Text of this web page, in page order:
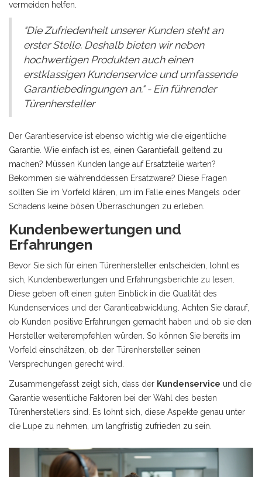
vermeiden helfen.
"Die Zufriedenheit unserer Kunden steht an
erster Stelle. Deshalb bieten wir neben
hochwertigen Produkten auch einen
erstklassigen Kundenservice und umfassende
Garantiebedingungen an." - Ein führender
Türenhersteller
Der Garantieservice ist ebenso wichtig wie die eigentliche
Garantie. Wie einfach ist es, einen Garantiefall geltend zu
machen? Müssen Kunden lange auf Ersatzteile warten?
Bekommen sie währenddessen Ersatzware? Diese Fragen
sollten Sie im Vorfeld klären, um im Falle eines Mangels oder
Schadens keine bösen Überraschungen zu erleben.
Kundenbewertungen und
Erfahrungen
Bevor Sie sich für einen Türenhersteller entscheiden, lohnt es
sich, Kundenbewertungen und Erfahrungsberichte zu lesen.
Diese geben oft einen guten Einblick in die Qualität des
Kundenservices und der Garantieabwicklung. Achten Sie darauf,
ob Kunden positive Erfahrungen gemacht haben und ob sie den
Hersteller weiterempfehlen würden. So können Sie bereits im
Vorfeld einschätzen, ob der Türenhersteller seinen
Versprechungen gerecht wird.
Zusammengefasst zeigt sich, dass der Kundenservice und die
Garantie wesentliche Faktoren bei der Wahl des besten
Türenherstellers sind. Es lohnt sich, diese Aspekte genau unter
die Lupe zu nehmen, um langfristig zufrieden zu sein.